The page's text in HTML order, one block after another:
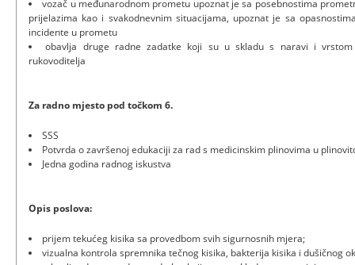
vozač u međunarodnom prometu upoznat je sa posebnostima
prijelazima kao i svakodnevnim situacijama, upoznat je sa
incidente u prometu
obavlja druge radne zadatke koji su u skladu s naravi i vrstom
rukovoditelja
Za radno mjesto pod točkom 6.
SSS
Potvrda o završenoj edukaciji za rad s medicinskim plinovima u
Jedna godina radnog iskustva
Opis poslova:
prijem tekućeg kisika sa provedbom svih sigurnosnih mjera;
vizualna kontrola spremnika tečnog kisika, bakterija kisika i dušičnog